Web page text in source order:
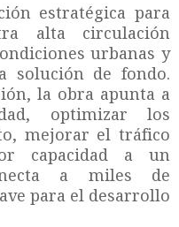
estratégica para
alta circulación
urbanas y
solución de fondo.
la obra apunta a
optimizar los
mejorar el tráfico
capacidad a un
a miles de
para el desarrollo